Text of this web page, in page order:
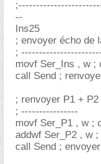
--
Ins25
; envoyer écho de
;
movf Ser_Ins , w ;
call Send ;
; renvoyer P1 + P2
; ----------------
movf Ser_P1 , w ;
addwf Ser_P2 , w
call Send ;